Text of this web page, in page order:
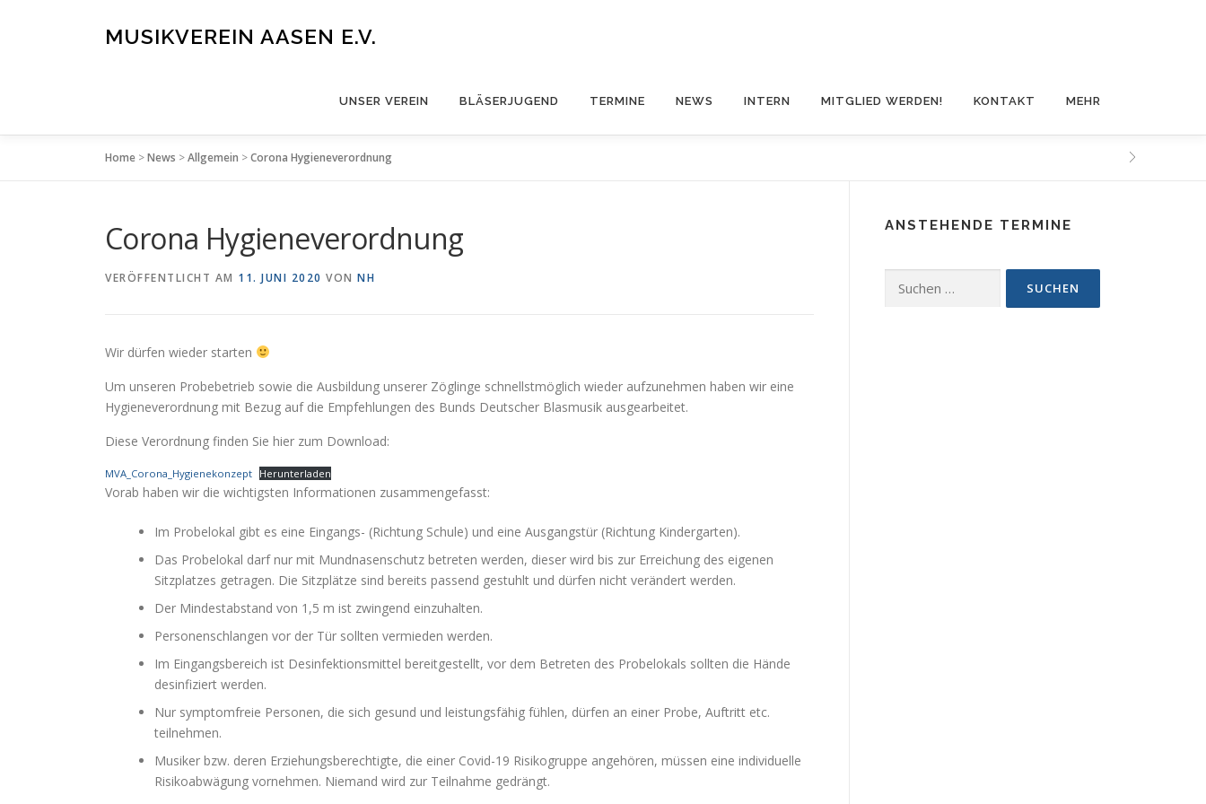
MUSIKVEREIN AASEN E.V.
UNSER VEREIN BLÄSERJUGEND TERMINE NEWS INTERN MITGLIED WERDEN! KONTAKT MEHR
Home >News >Allgemein >Corona Hygieneverordnung
Corona Hygieneverordnung
VERÖFFENTLICHT AM 11. JUNI 2020 VON NH
Wir dürfen wieder starten
Um unseren Probebetrieb sowie die Ausbildung unserer Zöglinge schnellstmöglich wieder aufzunehmen haben wir eine
Hygieneverordnung mit Bezug auf die Empfehlungen des Bunds Deutscher Blasmusik ausgearbeitet.
Diese Verordnung finden Sie hier zum Download:
MVA_Corona_Hygienekonzept Herunterladen
Vorab haben wir die wichtigsten Informationen zusammengefasst:
Im Probelokal gibt es eine Eingangs- (Richtung Schule) und eine Ausgangstür (Richtung Kindergarten).
Das Probelokal darf nur mit Mundnasenschutz betreten werden, dieser wird bis zur Erreichung des eigenen
Sitzplatzes getragen. Die Sitzplätze sind bereits passend gestuhlt und dürfen nicht verändert werden.
Der Mindestabstand von 1,5 m ist zwingend einzuhalten.
Personenschlangen vor der Tür sollten vermieden werden.
Im Eingangsbereich ist Desinfektionsmittel bereitgestellt, vor dem Betreten des Probelokals sollten die Hände
desinfiziert werden.
Nur symptomfreie Personen, die sich gesund und leistungsfähig fühlen, dürfen an einer Probe, Auftritt etc.
teilnehmen.
Musiker bzw. deren Erziehungsberechtigte, die einer Covid-19 Risikogruppe angehören, müssen eine individuelle
Risikoabwägung vornehmen. Niemand wird zur Teilnahme gedrängt.
ANSTEHENDE TERMINE
nach: